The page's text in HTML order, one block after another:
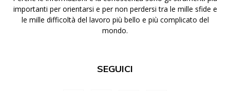
importanti per orientarsi e per non perdersi tra le mille sfide e
le mille difficoltà del lavoro più bello e più complicato del
mondo.
SEGUICI